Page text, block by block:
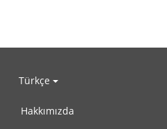
Türkçe
Hakkımızda